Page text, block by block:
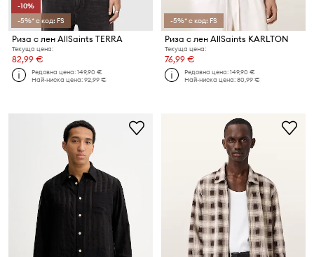
-10%
-5%* с код: FS
Риза с лен AllSaints TERRA
Текуща цена:
82,99 €
Редовна цена:149,90 €
Най-ниска цена:92,99 €
-5%* с код: FS
Риза с лен AllSaints KARLTON
Текуща цена:
76,99 €
Редовна цена:149,90 €
Най-ниска цена:80,99 €